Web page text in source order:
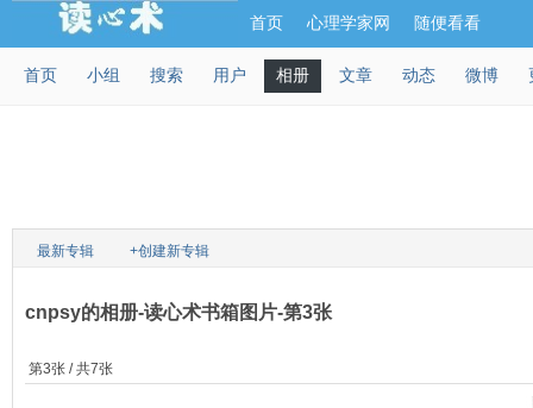
首页 心理学家网 随便看看
首页 小组 搜索 用户 相册 文章 动态 微博
最新专辑 +创建新专辑
cnpsy的相册-读心术书箱图片-第3张
第3张 / 共7张